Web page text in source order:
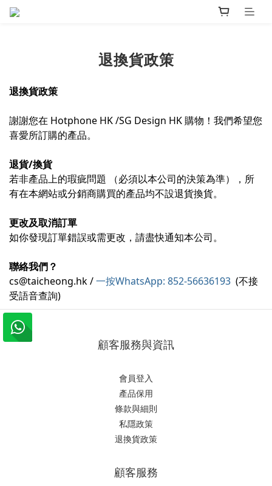
退換貨政策
退換貨政策
謝謝您在 Hotphone HK /SG Design HK 購物！我們希望您
喜愛所訂購的產品。
退貨/換貨
若非產品上的瑕疵問題 （必須以本公司的決策為準），所
有在本網站或分銷商購買的產品均不設退貨換貨。
更改及取消訂單
如你發現訂單錯誤或需更改，請盡快通知本公司。
聯絡我們？
cs@taicheong.hk /一按WhatsApp: 852-56636193 (不接
受語音查詢)
顧客服務與資訊
會員登入
產品保用
條款與細則
私隱政策
退換貨政策
顧客服務